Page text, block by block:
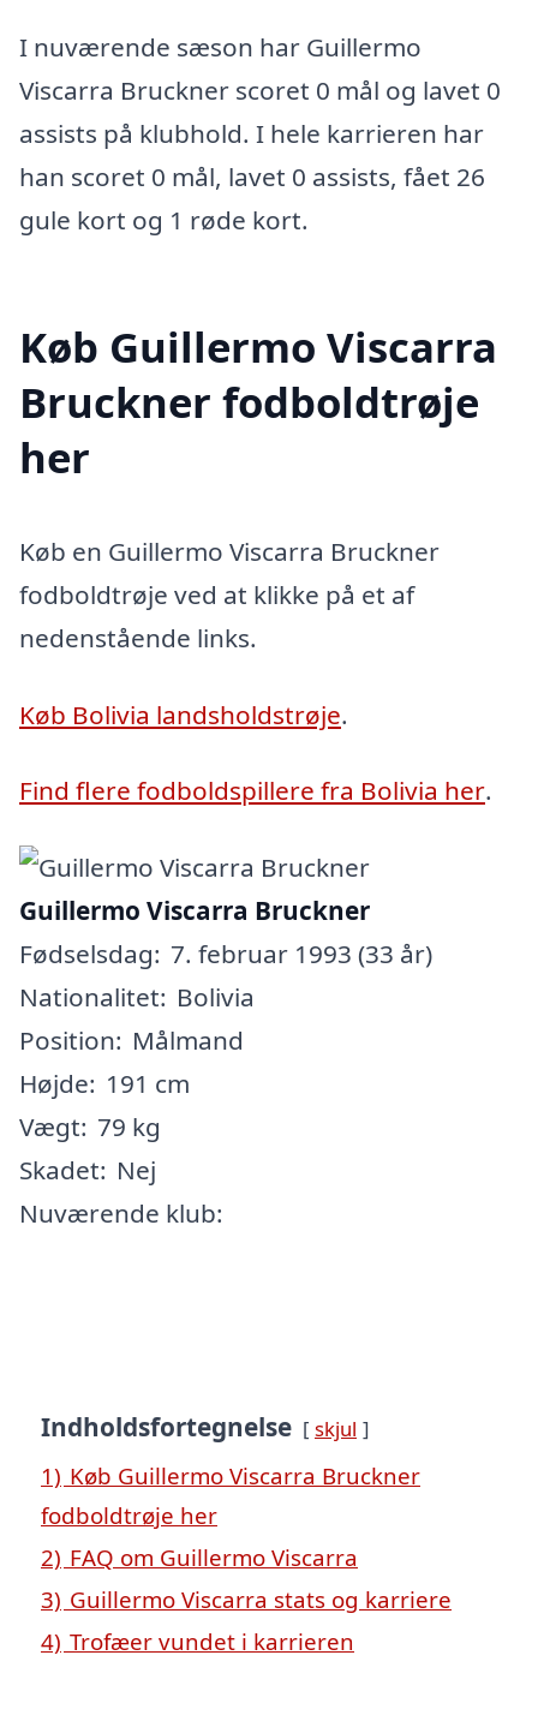
I nuværende sæson har Guillermo
Viscarra Bruckner scoret 0 mål og lavet 0
assists på klubhold. I hele karrieren har
han scoret 0 mål, lavet 0 assists, fået 26
gule kort og 1 røde kort.
Køb Guillermo Viscarra
Bruckner fodboldtrøje
her
Køb en Guillermo Viscarra Bruckner
fodboldtrøje ved at klikke på et af
nedenstående links.
Køb Bolivia landsholdstrøje.
Find flere fodboldspillere fra Bolivia her.
Guillermo Viscarra Bruckner
Fødselsdag: 7. februar 1993 (33 år)
Nationalitet: Bolivia
Position: Målmand
Højde: 191 cm
Vægt: 79 kg
Skadet: Nej
Nuværende klub:
Indholdsfortegnelse skjul
1) Køb Guillermo Viscarra Bruckner
fodboldtrøje her
2) FAQ om Guillermo Viscarra
3) Guillermo Viscarra stats og karriere
4) Trofæer vundet i karrieren